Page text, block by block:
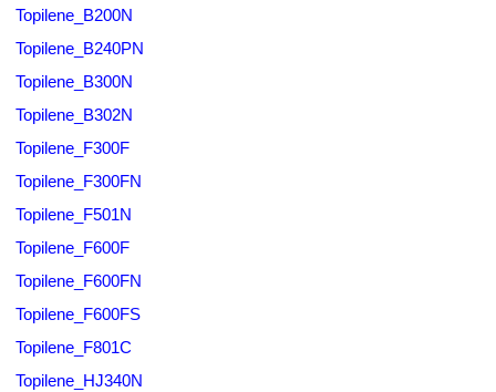
Topilene_B200N
Topilene_B240PN
Topilene_B300N
Topilene_B302N
Topilene_F300F
Topilene_F300FN
Topilene_F501N
Topilene_F600F
Topilene_F600FN
Topilene_F600FS
Topilene_F801C
Topilene_HJ340N